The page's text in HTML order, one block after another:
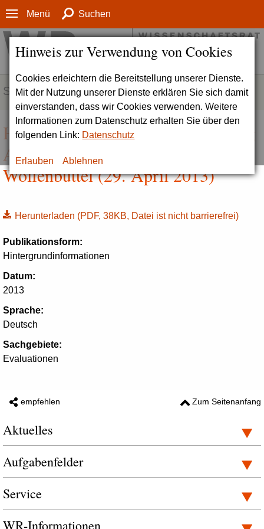
Hinweis zur Verwendung von Cookies
Cookies erleichtern die Bereitstellung unserer Dienste.
Mit der Nutzung unserer Dienste erklären Sie sich damit
einverstanden, dass wir Cookies verwenden. Weitere
Informationen zum Datenschutz erhalten Sie über den
folgenden Link: Datenschutz
Erlauben Ablehnen
Menü Suchen
SERVICE
Hintergrundinformation zur Herzog
August Bibliothek (HAB)
Wolfenbüttel (29. April 2013)
Herunterladen (PDF, 38KB, Datei ist nicht barrierefrei)
Publikationsform:
Hintergrundinformationen
Datum:
2013
Sprache:
Deutsch
Sachgebiete:
Evaluationen
empfehlen Zum Seitenanfang
Aktuelles
Aufgabenfelder
Service
WR-Informationen